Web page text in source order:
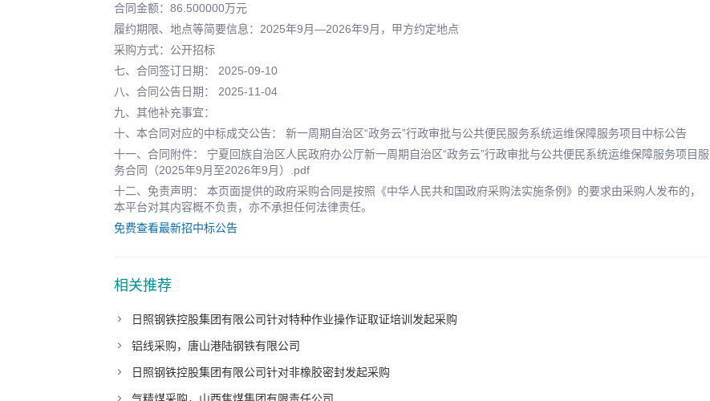
合同金额：86.500000万元
履约期限、地点等简要信息：2025年9月—2026年9月，甲方约定地点
采购方式：公开招标
七、合同签订日期： 2025-09-10
八、合同公告日期： 2025-11-04
九、其他补充事宜：
十、本合同对应的中标成交公告： 新一周期自治区“政务云”行政审批与公共便民服务系统运维保障服务项目中标公告
十一、合同附件： 宁夏回族自治区人民政府办公厅新一周期自治区“政务云”行政审批与公共便民系统运维保障服务项目服
务合同（2025年9月至2026年9月）.pdf
十二、免责声明： 本页面提供的政府采购合同是按照《中华人民共和国政府采购法实施条例》的要求由采购人发布的，
本平台对其内容概不负责，亦不承担任何法律责任。
免费查看最新招中标公告
相关推荐
日照钢铁控股集团有限公司针对特种作业操作证取证培训发起采购
铝线采购，唐山港陆钢铁有限公司
日照钢铁控股集团有限公司针对非橡胶密封发起采购
气精煤采购，山西焦煤集团有限责任公司